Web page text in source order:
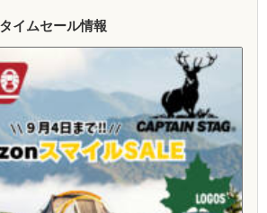
イムセール情報